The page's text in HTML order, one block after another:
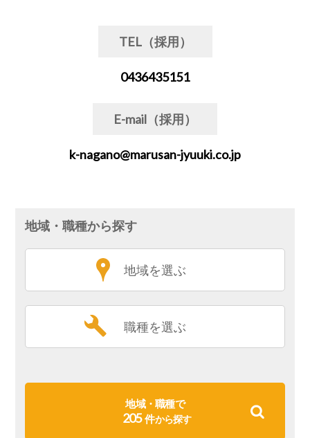
TEL（採用）
0436435151
E-mail（採用）
k-nagano@marusan-jyuuki.co.jp
地域・職種から探す
地域を選ぶ
職種を選ぶ
地域・職種で
205 件から探す